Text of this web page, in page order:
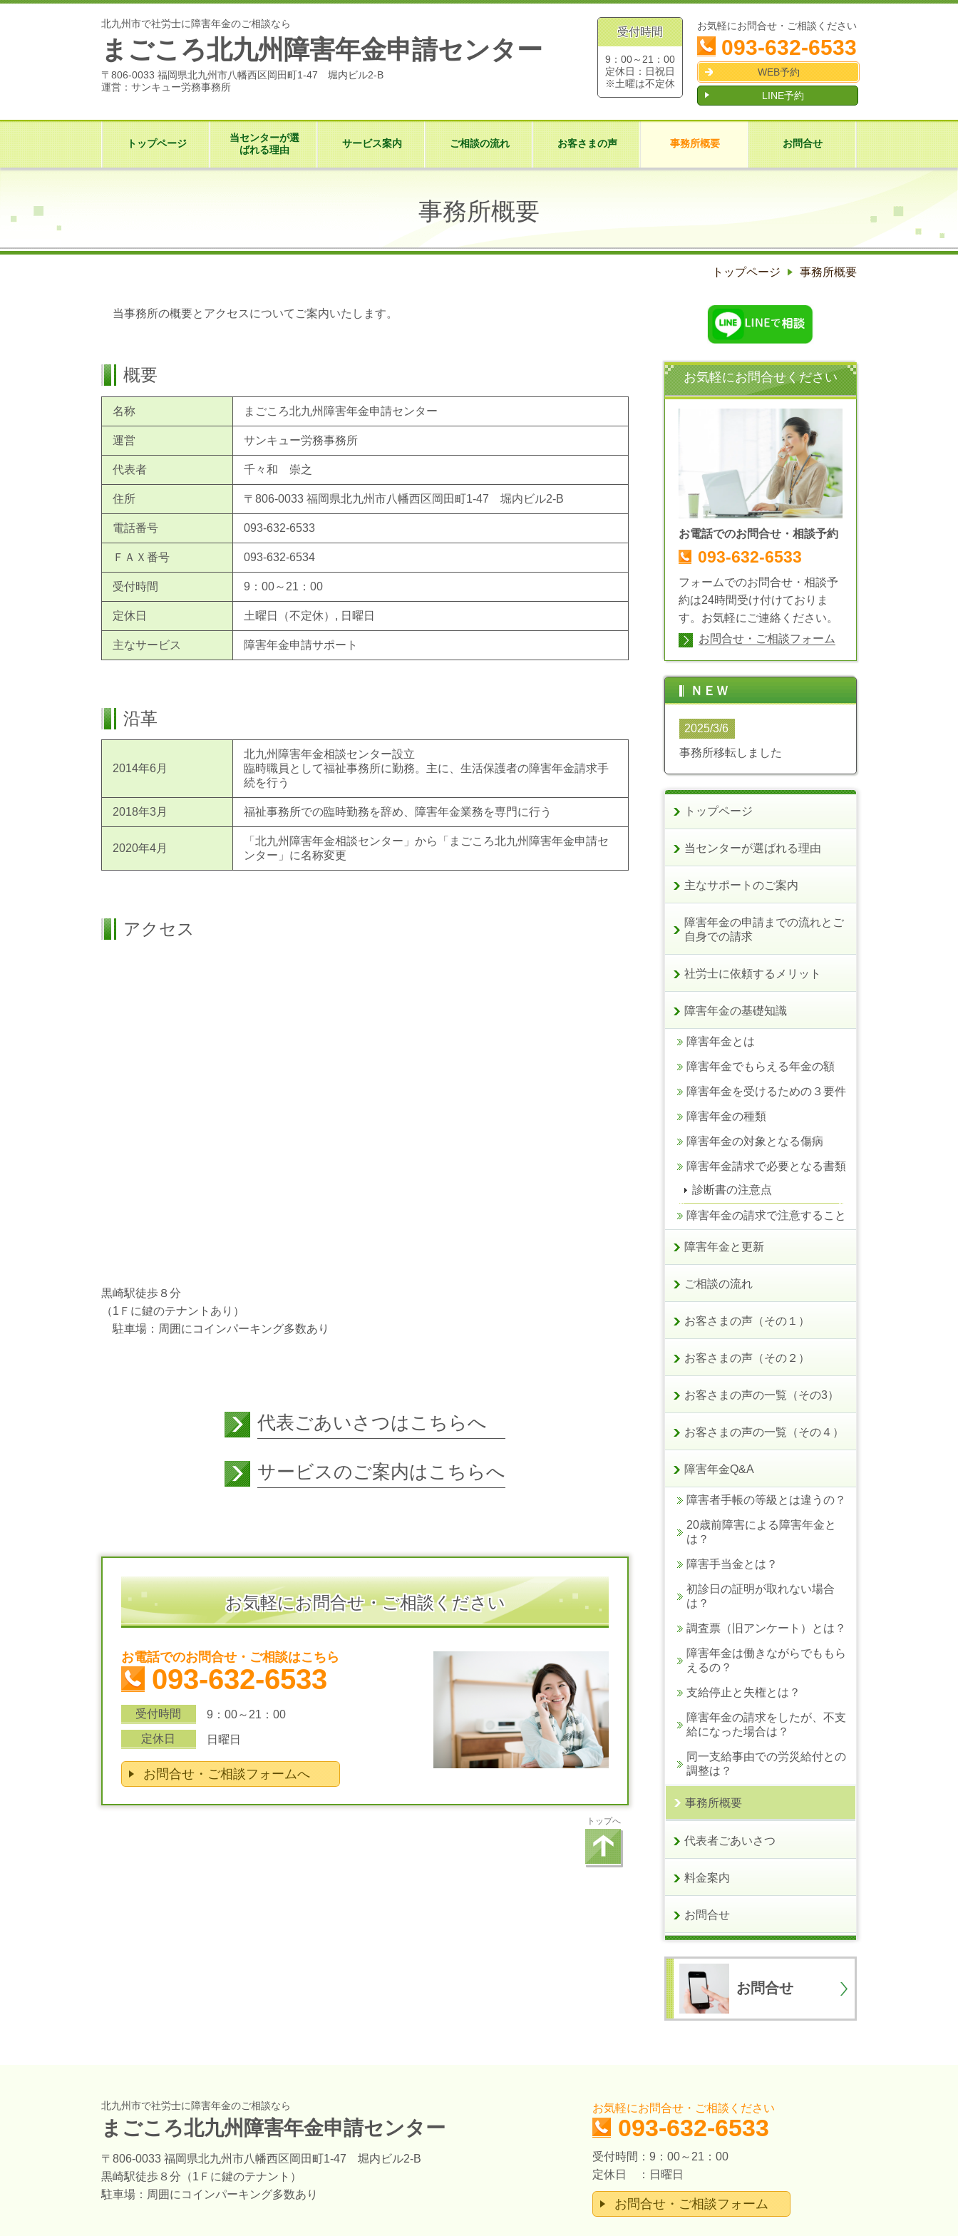
北九州市で社労士に障害年金のご相談なら
まごころ北九州障害年金申請センター
〒806-0033 福岡県北九州市八幡西区岡田町1-47 堀内ビル2-B
運営：サンキュー労務事務所
受付時間
9：00～21：00
定休日：日祝日
※土曜は不定休
お気軽にお問合せ・ご相談ください
093-632-6533
WEB予約
LINE予約
トップページ
当センターが選
ばれる理由
サービス案内 ご相談の流れ お客さまの声 事務所概要 お問合せ
事務所概要
トップページ 事務所概要
当事務所の概要とアクセスについてご案内いたします。
概要
名称 まごころ北九州障害年金申請センター
運営 サンキュー労務事務所
代表者 千々和 崇之
住所 〒806-0033 福岡県北九州市八幡西区岡田町1-47 堀内ビル2-B
電話番号 093-632-6533
ＦＡＸ番号 093-632-6534
受付時間 9：00～21：00
定休日 土曜日（不定休）, 日曜日
主なサービス 障害年金申請サポート
沿革
2014年6月
北九州障害年金相談センター設立
臨時職員として福祉事務所に勤務。主に、生活保護者の障害年金請求手
続を行う
2018年3月 福祉事務所での臨時勤務を辞め、障害年金業務を専門に行う
2020年4月
「北九州障害年金相談センター」から「まごころ北九州障害年金申請セ
ンター」に名称変更
アクセス
黒崎駅徒歩８分
（1Ｆに鍵のテナントあり）
駐車場：周囲にコインパーキング多数あり
代表ごあいさつはこちらへ
サービスのご案内はこちらへ
お気軽にお問合せ・ご相談ください
お電話でのお問合せ・ご相談はこちら
093-632-6533
受付時間 9：00～21：00
定休日 日曜日
お問合せ・ご相談フォームへ
トップへ
お気軽にお問合せください
お電話でのお問合せ・相談予約
093-632-6533
フォームでのお問合せ・相談予
約は24時間受け付けておりま
す。お気軽にご連絡ください。
お問合せ・ご相談フォーム
ＮＥＷ
2025/3/6
事務所移転しました
トップページ
当センターが選ばれる理由
主なサポートのご案内
障害年金の申請までの流れとご
自身での請求
社労士に依頼するメリット
障害年金の基礎知識
障害年金とは
障害年金でもらえる年金の額
障害年金を受けるための３要件
障害年金の種類
障害年金の対象となる傷病
障害年金請求で必要となる書類
診断書の注意点
障害年金の請求で注意すること
障害年金と更新
ご相談の流れ
お客さまの声（その１）
お客さまの声（その２）
お客さまの声の一覧（その3）
お客さまの声の一覧（その４）
障害年金Q&A
障害者手帳の等級とは違うの？
20歳前障害による障害年金と
は？
障害手当金とは？
初診日の証明が取れない場合
は？
調査票（旧アンケート）とは？
障害年金は働きながらでももら
えるの？
支給停止と失権とは？
障害年金の請求をしたが、不支
給になった場合は？
同一支給事由での労災給付との
調整は？
事務所概要
代表者ごあいさつ
料金案内
お問合せ
お問合せ
北九州市で社労士に障害年金のご相談なら
まごころ北九州障害年金申請センター
〒806-0033 福岡県北九州市八幡西区岡田町1-47 堀内ビル2-B
黒崎駅徒歩８分（1Ｆに鍵のテナント）
駐車場：周囲にコインパーキング多数あり
お気軽にお問合せ・ご相談ください
093-632-6533
受付時間：9：00～21：00
定休日 ：日曜日
お問合せ・ご相談フォーム